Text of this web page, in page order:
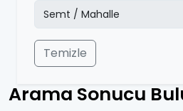
Temizle
Arama Sonucu